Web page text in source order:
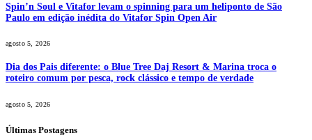
Spin’n Soul e Vitafor levam o spinning para um heliponto de São
Paulo em edição inédita do Vitafor Spin Open Air
agosto 5, 2026
Dia dos Pais diferente: o Blue Tree Daj Resort & Marina troca o
roteiro comum por pesca, rock clássico e tempo de verdade
agosto 5, 2026
Últimas Postagens